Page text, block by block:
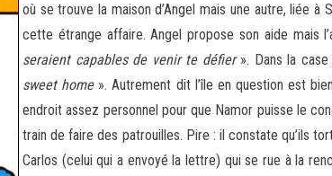
où se trouve la maison d’Angel mais une autre, liée à
cette étrange affaire. Angel propose son aide mais
seraient capables de venir te défier». Dans la case
sweet home». Autrement dit l’île en question est
endroit assez personnel pour que Namor puisse le
train de faire des patrouilles. Pire : il constate qu’ils
Carlos (celui qui a envoyé la lettre) qui se rue à la